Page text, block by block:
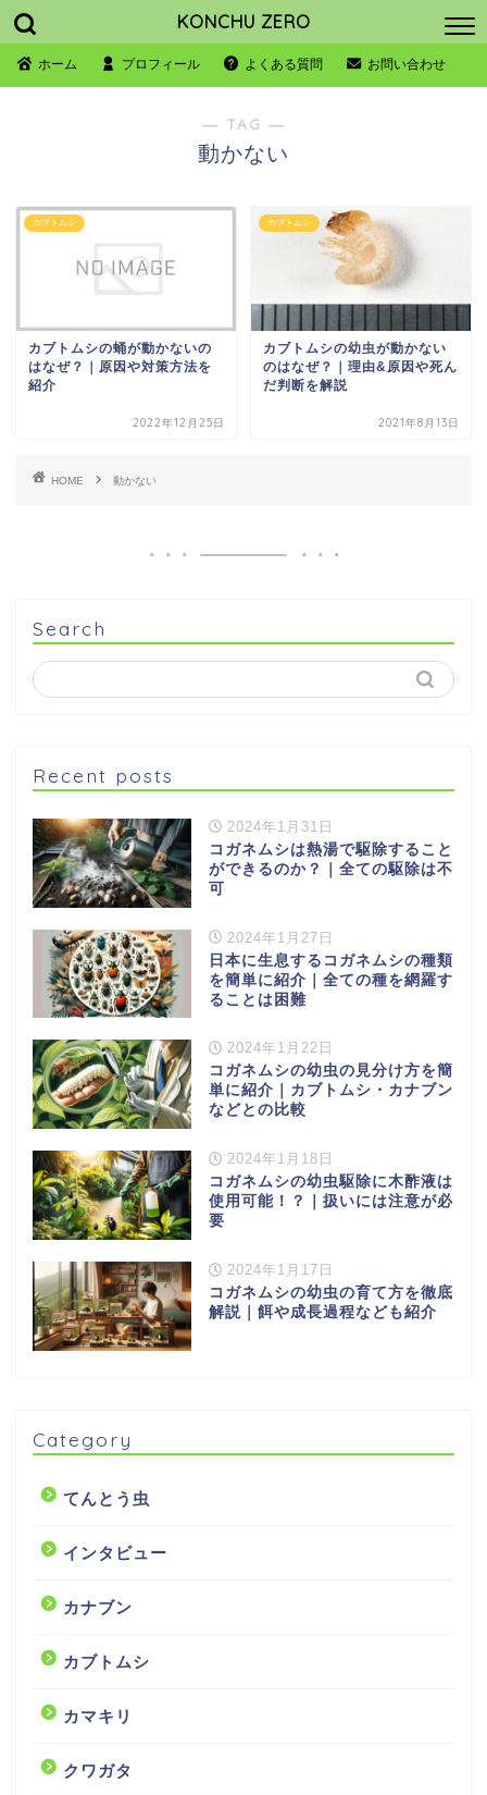
KONCHU ZERO
ホーム プロフィール よくある質問 お問い合わせ
― TAG ―
動かない
カブトムシ
カブトムシの蛹が動かないの
はなぜ？｜原因や対策方法を
紹介
2022年12月25日
カブトムシ
カブトムシの幼虫が動かない
のはなぜ？｜理由&原因や死ん
だ判断を解説
2021年8月13日
HOME 動かない
Search
Recent posts
2024年1月31日
コガネムシは熱湯で駆除すること
ができるのか？｜全ての駆除は不
可
2024年1月27日
日本に生息するコガネムシの種類
を簡単に紹介｜全ての種を網羅す
ることは困難
2024年1月22日
コガネムシの幼虫の見分け方を簡
単に紹介｜カブトムシ・カナブン
などとの比較
2024年1月18日
コガネムシの幼虫駆除に木酢液は
使用可能！？｜扱いには注意が必
要
2024年1月17日
コガネムシの幼虫の育て方を徹底
解説｜餌や成長過程なども紹介
Category
てんとう虫
インタビュー
カナブン
カブトムシ
カマキリ
クワガタ